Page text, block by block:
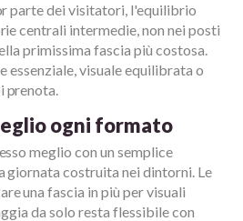
parte dei visitatori, l'equilibrio
centrali intermedie, non nei posti
primissima fascia più costosa.
essenziale, visuale equilibrata o
prenota.
ogni formato
meglio con un semplice
giornata costruita nei dintorni. Le
una fascia in più per visuali
da solo resta flessibile con